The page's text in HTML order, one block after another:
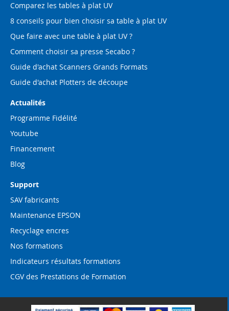
Comparez les tables à plat UV
8 conseils pour bien choisir sa table à plat UV
Que faire avec une table à plat UV ?
Comment choisir sa presse Secabo ?
Guide d'achat Scanners Grands Formats
Guide d'achat Plotters de découpe
Actualités
Programme Fidélité
Youtube
Financement
Blog
Support
SAV fabricants
Maintenance EPSON
Recyclage encres
Nos formations
Indicateurs résultats formations
CGV des Prestations de Formation